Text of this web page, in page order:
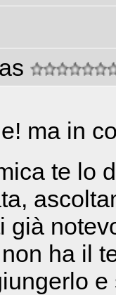
ma in
te lo
già
ha il